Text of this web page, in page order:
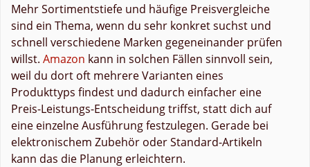
Mehr Sortimentstiefe und häufige Preisvergleiche
sind ein Thema, wenn du sehr konkret suchst und
schnell verschiedene Marken gegeneinander prüfen
willst. Amazon kann in solchen Fällen sinnvoll sein,
weil du dort oft mehrere Varianten eines
Produkttyps findest und dadurch einfacher eine
Preis-Leistungs-Entscheidung triffst, statt dich auf
eine einzelne Ausführung festzulegen. Gerade bei
elektronischem Zubehör oder Standard-Artikeln
kann das die Planung erleichtern.